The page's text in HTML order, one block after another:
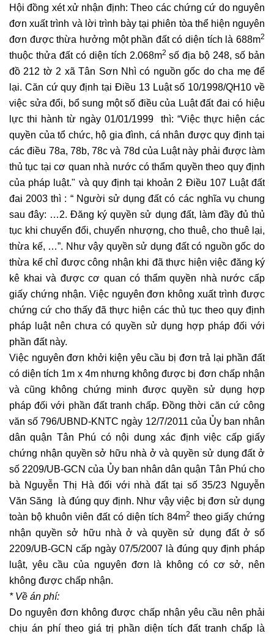
Hội đồng xét xử nhận định: Theo các chứng cứ do nguyên
đơn xuất trình và lời trình bày tại phiên tòa thể hiện nguyên
đơn được thừa hưởng một phần đất có diện tích là 688m2
thuộc thửa đất có diện tích 2.068m2 số địa bộ 248, số bản
đồ 212 tờ 2 xã Tân Sơn Nhì có nguồn gốc do cha mẹ để
lại. Căn cứ quy định tại Điều 13 Luật số 10/1998/QH10 về
việc sửa đổi, bổ sung một số điều của Luật đất đai có hiệu
lực thi hành từ ngày 01/01/1999 thì: “Việc thực hiện các
quyền của tổ chức, hộ gia đình, cá nhân được quy định tại
các điều 78a, 78b, 78c và 78d của Luật này phải được làm
thủ tục tại cơ quan nhà nước có thẩm quyền theo quy định
của pháp luật." và quy định tại khoản 2 Điều 107 Luật đất
đai 2003 thì : “ Người sử dụng đất có các nghĩa vụ chung
sau đây: …2. Đăng ký quyền sử dụng đất, làm đầy đủ thủ
tục khi chuyển đổi, chuyển nhượng, cho thuê, cho thuê lại,
thừa kế, …”. Như vậy quyền sử dụng đất có nguồn gốc do
thừa kế chỉ được công nhận khi đã thực hiện việc đăng ký
kê khai và được cơ quan có thẩm quyền nhà nước cấp
giấy chứng nhận. Việc nguyên đơn không xuất trình được
chứng cứ cho thấy đã thực hiện các thủ tục theo quy định
pháp luật nên chưa có quyền sử dụng hợp pháp đối với
phần đất này.
Việc nguyên đơn khởi kiện yêu cầu bị đơn trả lại phần đất
có diện tích 1m x 4m nhưng không được bị đơn chấp nhận
và cũng không chứng minh được quyền sử dụng hợp
pháp đối với phần đất tranh chấp. Đồng thời căn cứ công
văn số 796/UBND-KNTC ngày 12/7/2011 của Ủy ban nhân
dân quận Tân Phú có nội dung xác định việc cấp giấy
chứng nhận quyền sở hữu nhà ở và quyền sử dụng đất ở
số 2209/UB-GCN của Ủy ban nhân dân quận Tân Phú cho
bà Nguyễn Thị Hà đối với nhà đất tại số 35/23 Nguyễn
Văn Săng là đúng quy định. Như vậy việc bị đơn sử dụng
toàn bộ khuôn viên đất có diện tích 84m2 theo giấy chứng
nhận quyền sở hữu nhà ở và quyền sử dụng đất ở số
2209/UB-GCN cấp ngày 07/5/2007 là đúng quy định pháp
luật, yêu cầu của nguyên đơn là không có cơ sở, nên
không được chấp nhận.
* Về án phí:
Do nguyên đơn không được chấp nhận yêu cầu nên phải
chịu án phí theo giá trị phần diện tích đất tranh chấp là